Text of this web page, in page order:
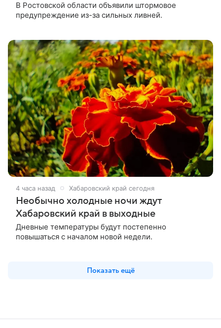
В Ростовской области объявили штормовое
предупреждение из-за сильных ливней.
4 часа назад Хабаровский край сегодня
Необычно холодные ночи ждут
Хабаровский край в выходные
Дневные температуры будут постепенно
повышаться с началом новой недели.
Показать ещё